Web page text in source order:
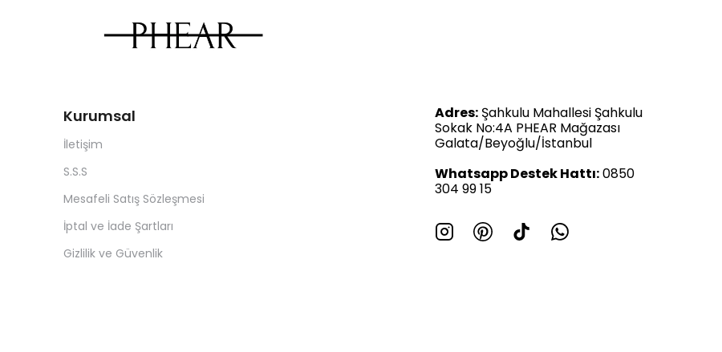
Kurumsal
İletişim
S.S.S
Mesafeli Satış Sözleşmesi
İptal ve İade Şartları
Gizlilik ve Güvenlik
Adres: Şahkulu Mahallesi Şahkulu
Sokak No:4A PHEAR Mağazası
Galata/Beyoğlu/İstanbul
Whatsapp Destek Hattı:0850
304 99 15